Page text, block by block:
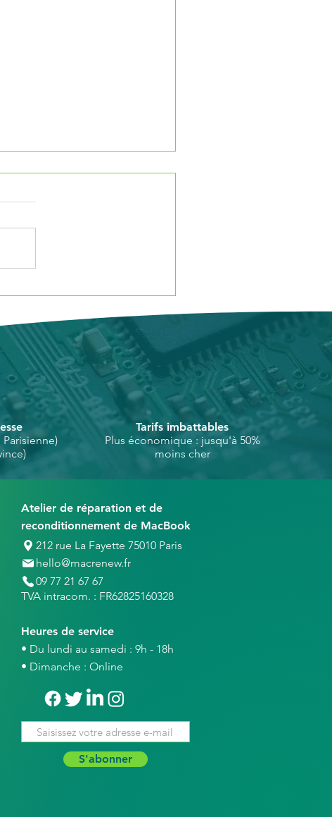
Tarifs imbattables
Plus économique : jusqu'à 50%
moins cher
Atelier de réparation et de
reconditionnement de MacBook
TVA intracom. : FR62825160328
Heures de service
• Du lundi au samedi : 9h - 18h
• Dimanche : Online
09 77 21 67 67
hello@macrenew.fr
212 rue La Fayette 75010 Paris
S'abonner